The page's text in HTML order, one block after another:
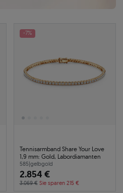
-7%
Tennisarmband Share Your Love
1,9 mm: Gold, Labordiamanten
585|gelbgold
2.854 €
3.069 € Sie sparen 215 €